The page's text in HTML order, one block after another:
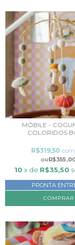
MÓBILE -
COLORIDOS
R$319,50 com
10 x de R$35,50
PRONTA